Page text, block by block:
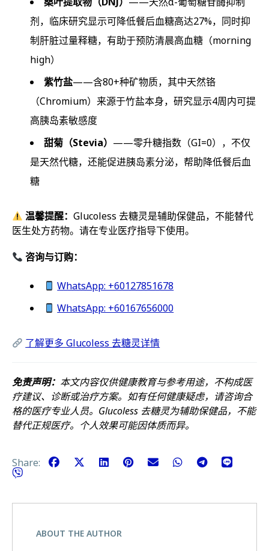
剂，临床研究显示可降低餐后血糖高达27%，同时抑
制肝脏过量释糖，有助于预防清晨高血糖（morning
high）
紫竹盐——含80+种矿物质，其中天然铬
（Chromium）来源于竹盐本身，研究显示4周内可提
高胰岛素敏感度
甜菊（Stevia） ——零升糖指数（GI=0），不仅
是天然代糖，还能促进胰岛素分泌，帮助降低餐后血
糖
温馨提醒：Glucoless 去糖灵是辅助保健品，不能替代
医生处方药物。请在专业医疗指导下使用。
咨询与订购：
WhatsApp: +60127851678
WhatsApp: +60167656000
了解更多 Glucoless 去糖灵详情
免责声明： 本文内容仅供健康教育与参考用途，不构成医
疗建议、诊断或治疗方案。如有任何健康疑虑，请咨询合
格的医疗专业人员。Glucoless 去糖灵为辅助保健品，不能
替代正规医疗。个人效果可能因体质而异。
Share:
ABOUT THE AUTHOR